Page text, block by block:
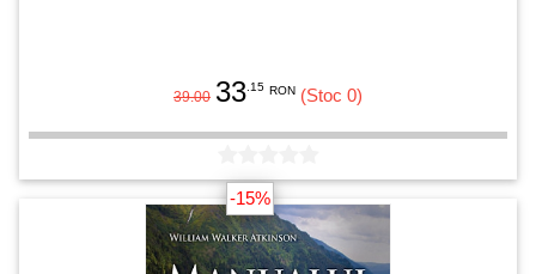
39.00 33 .15 RON (Stoc 0)
-15%